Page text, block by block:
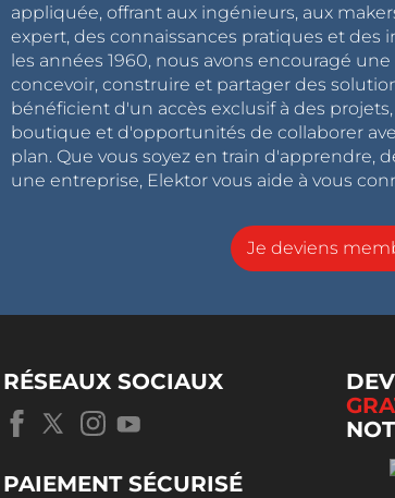
appliquée, offrant aux ingénieurs, aux
expert, des connaissances pratiques et des
les années 1960, nous avons encouragé
concevoir, construire et partager des
bénéficient d'un accès exclusif à des
boutique et d'opportunités de collaborer
plan. Que vous soyez en train d'apprendre,
une entreprise, Elektor vous aide à vous
Je deviens
RÉSEAUX SOCIAUX
PAIEMENT SÉCURISÉ